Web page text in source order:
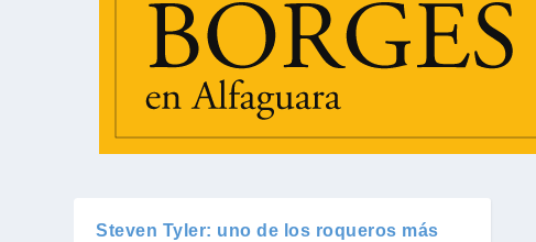
Steven Tyler: uno de los roqueros más